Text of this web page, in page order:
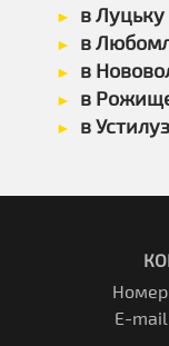
в Луцьку
в
в
в
в
E-